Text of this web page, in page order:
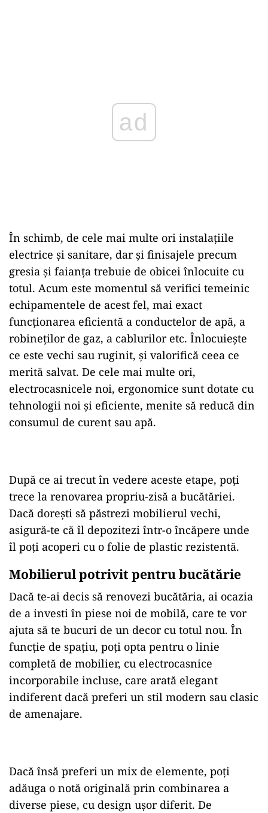
ad
În schimb, de cele mai multe ori instalațiile
electrice și sanitare, dar și finisajele precum
gresia și faianța trebuie de obicei înlocuite cu
totul. Acum este momentul să verifici temeinic
echipamentele de acest fel, mai exact
funcționarea eficientă a conductelor de apă, a
robineților de gaz, a cablurilor etc. Înlocuiește
ce este vechi sau ruginit, și valorifică ceea ce
merită salvat. De cele mai multe ori,
electrocasnicele noi, ergonomice sunt dotate cu
tehnologii noi și eficiente, menite să reducă din
consumul de curent sau apă.
După ce ai trecut în vedere aceste etape, poți
trece la renovarea propriu-zisă a bucătăriei.
Dacă dorești să păstrezi mobilierul vechi,
asigură-te că îl depozitezi într-o încăpere unde
îl poți acoperi cu o folie de plastic rezistentă.
Mobilierul potrivit pentru bucătărie
Dacă te-ai decis să renovezi bucătăria, ai ocazia
de a investi în piese noi de mobilă, care te vor
ajuta să te bucuri de un decor cu totul nou. În
funcție de spațiu, poți opta pentru o linie
completă de mobilier, cu electrocasnice
incorporabile incluse, care arată elegant
indiferent dacă preferi un stil modern sau clasic
de amenajare.
Dacă însă preferi un mix de elemente, poți
adăuga o notă originală prin combinarea a
diverse piese, cu design ușor diferit. De